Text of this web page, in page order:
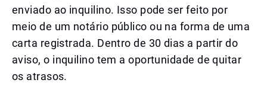
enviado ao inquilino. Isso pode ser feito por
meio de um notário público ou na forma de uma
carta registrada. Dentro de 30 dias a partir do
aviso, o inquilino tem a oportunidade de quitar
os atrasos.